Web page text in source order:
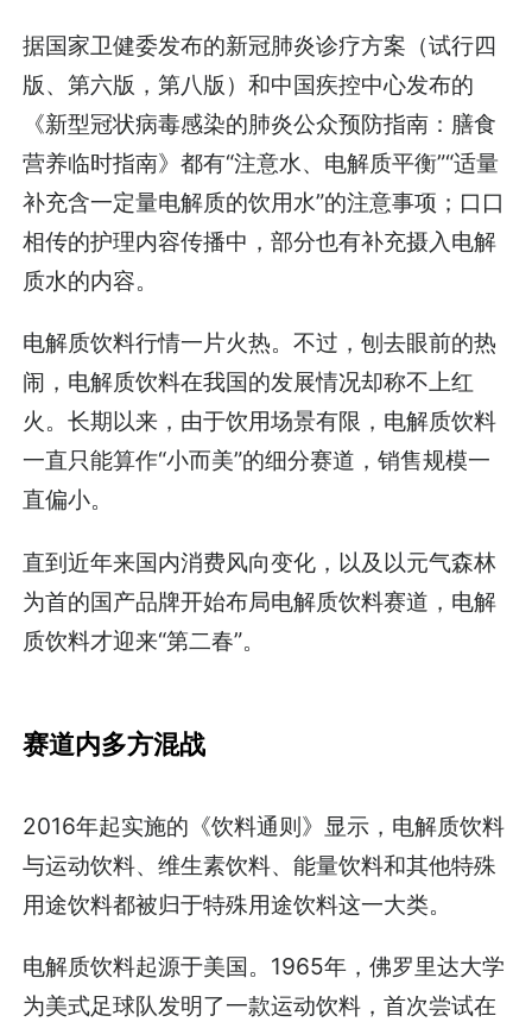
据国家卫健委发布的新冠肺炎诊疗方案（试行四
版、第六版，第八版）和中国疾控中心发布的
《新型冠状病毒感染的肺炎公众预防指南：膳食
营养临时指南》都有“注意水、电解质平衡”“适量
补充含一定量电解质的饮用水”的注意事项；口口
相传的护理内容传播中，部分也有补充摄入电解
质水的内容。
电解质饮料行情一片火热。不过，刨去眼前的热
闹，电解质饮料在我国的发展情况却称不上红
火。长期以来，由于饮用场景有限，电解质饮料
一直只能算作“小而美”的细分赛道，销售规模一
直偏小。
直到近年来国内消费风向变化，以及以元气森林
为首的国产品牌开始布局电解质饮料赛道，电解
质饮料才迎来“第二春”。
赛道内多方混战
2016年起实施的《饮料通则》显示，电解质饮料
与运动饮料、维生素饮料、能量饮料和其他特殊
用途饮料都被归于特殊用途饮料这一大类。
电解质饮料起源于美国。1965年，佛罗里达大学
为美式足球队发明了一款运动饮料，首次尝试在